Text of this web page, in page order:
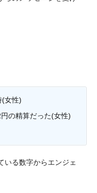
(女性)
の精算だった(女性)
いる数字からエンジェ